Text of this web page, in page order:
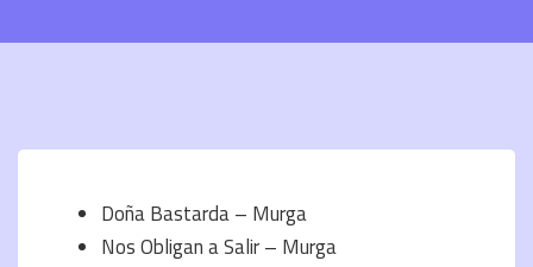
Doña Bastarda – Murga
Nos Obligan a Salir – Murga